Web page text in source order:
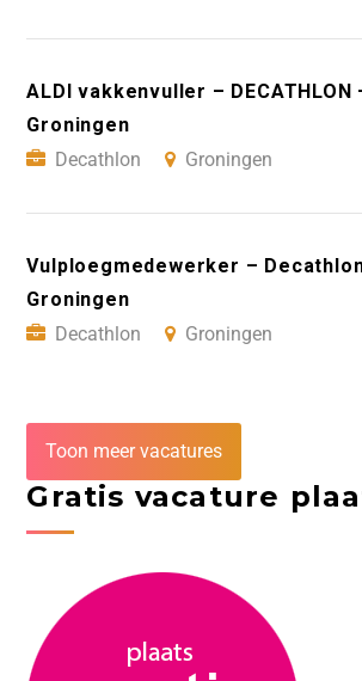
ALDI vakkenvuller – DECATHLON
Groningen
Decathlon
Groningen
Vulploegmedewerker –
Groningen
Decathlon
Groningen
Toon meer vacatures
Gratis vacature